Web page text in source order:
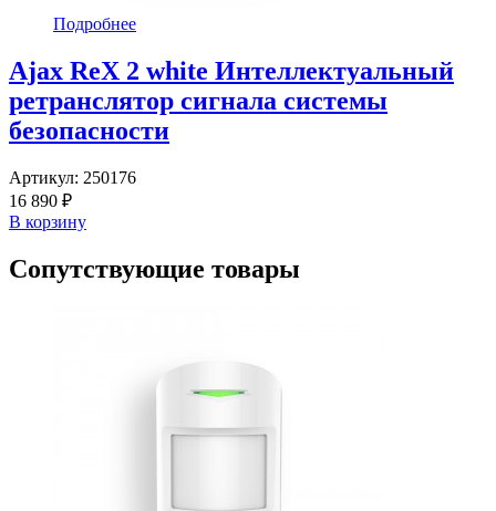
Подробнее
Ajax ReX 2 white Интеллектуальный
ретранслятор сигнала системы
безопасности
Артикул: 250176
16 890 ₽
В корзину
Сопутствующие товары